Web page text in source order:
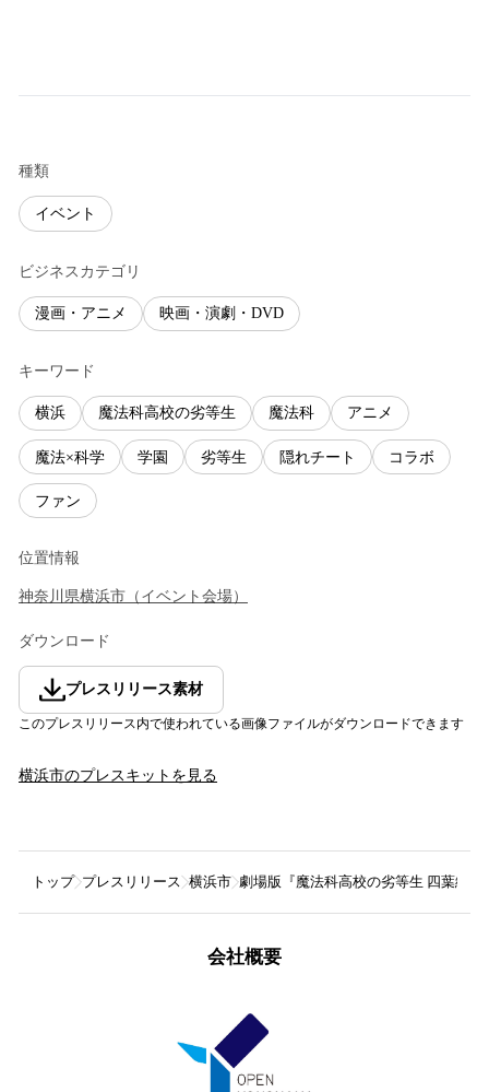
種類
イベント
ビジネスカテゴリ
漫画・アニメ 映画・演劇・DVD
キーワード
横浜 魔法科高校の劣等生 魔法科 アニメ
魔法×科学 学園 劣等生 隠れチート コラボ
ファン
位置情報
神奈川県横浜市 （ イベント会場）
ダウンロード
プレスリリース素材
このプレスリリース内で使われている画像ファイルがダウンロードできます
横浜市のプレスキットを見る
トップ プレスリリース 横浜市 劇場版『魔法科高校の劣等生 四葉継
会社概要